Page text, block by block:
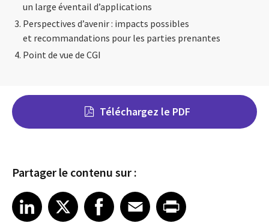
un large éventail d’applications
Perspectives d’avenir : impacts possibles
et recommandations pour les parties prenantes
Point de vue de CGI
Téléchargez le PDF
Partager le contenu sur :
Share on LinkedIn
LinkedIn
Share on X Share on Facebook
Facebook
Share on EmailEmailShare on Print